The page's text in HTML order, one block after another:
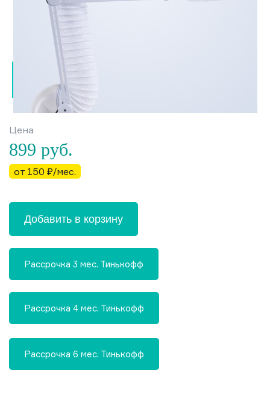
Цена
899 руб.
от 150 ₽/мес.
Добавить в корзину
Рассрочка 3 мес. Тинькофф
Рассрочка 4 мес. Тинькофф
Рассрочка 6 мес. Тинькофф